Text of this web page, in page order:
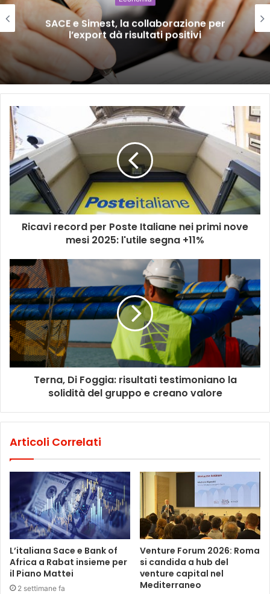
SACE e Simest, la collaborazione per
l’export dà risultati positivi
Ricavi record per Poste Italiane nei primi nove
mesi 2025: l'utile segna +11%
Terna, Di Foggia: risultati testimoniano la
solidità del gruppo e creano valore
Articoli Correlati
L’italiana Sace e Bank of
Africa a Rabat insieme per
il Piano Mattei
2 settimane fa
Venture Forum 2026: Roma
si candida a hub del
venture capital nel
Mediterraneo